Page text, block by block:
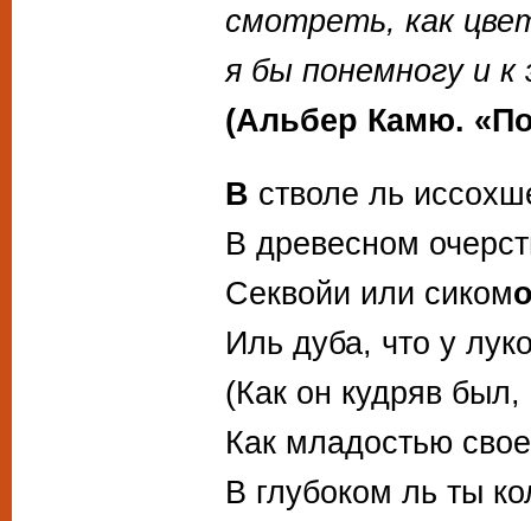
смотреть, как
я бы понемногу и
(Альбер Камю.
В стволе ль
В древесном
Секвойи или сиком
Иль дуба, что у
(Как он кудряв был,
Как младостью
В глубоком ль ты